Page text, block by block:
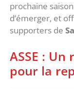
prochaine
d’émerger, et
supporters de
‎ASSE :
pour la